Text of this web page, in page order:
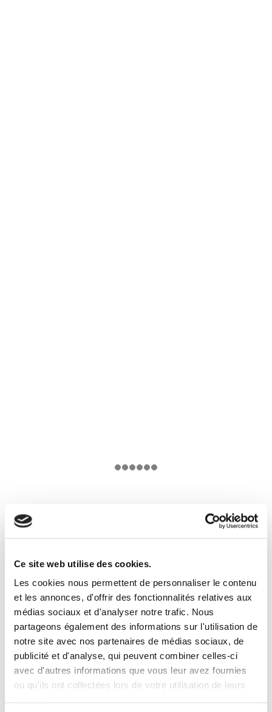
Ce site web utilise des cookies.
Les cookies nous permettent de personnaliser le contenu
et les annonces, d'offrir des fonctionnalités relatives aux
médias sociaux et d'analyser notre trafic. Nous
partageons également des informations sur l'utilisation de
notre site avec nos partenaires de médias sociaux, de
publicité et d'analyse, qui peuvent combiner celles-ci
avec d'autres informations que vous leur avez fournies
ou qu'ils ont collectées lors de votre utilisation de leurs
Nanterre – Résidence
Cassiopée